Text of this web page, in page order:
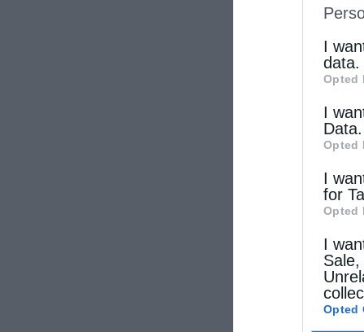
IAB’s
other
I
data.
Opted
I
Data.
Opted
I
for
Opted
I
Opted